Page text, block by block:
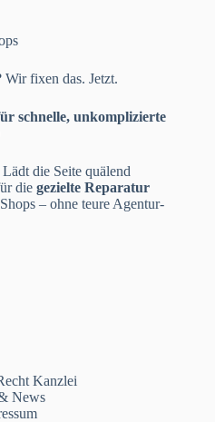
fixen das. Jetzt.
schnelle, unkomplizierte
die Seite quälend
die gezielte Reparatur
– ohne teure Agentur-
Kanzlei
News